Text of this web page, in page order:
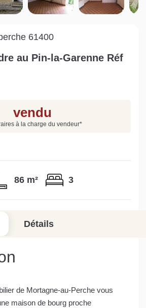
sa
quelles sont les
conséquences ?
bien en ligne.
61400
au Pin-la-Garenne Réf
vendu
à la charge du vendeur*
86 m² 3
Détails
de Mortagne-au-Perche vous
maison de bourg proche